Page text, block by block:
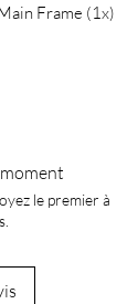
Frame (1x)
le premier à